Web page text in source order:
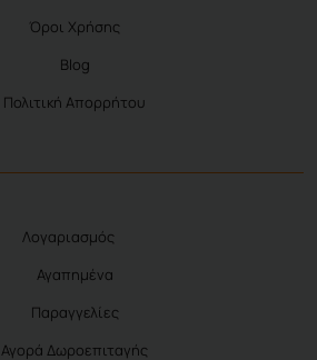
Όροι Χρήσης
Blog
Πολιτική Απορρήτου
Λογαριασμός
Αγαπημένα
Παραγγελίες
Αγορά Δωροεπιταγής